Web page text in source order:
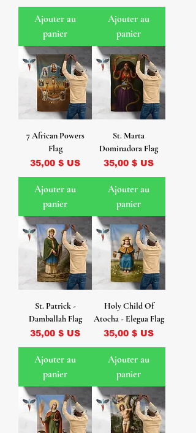
Ajouter au
panier
Ajouter au
panier
7 African Powers
Flag
Prix
35,00 $ US
Ajouter au
panier
St. Marta
Dominadora Flag
Prix
35,00 $ US
Ajouter au
panier
St. Patrick -
Damballah Flag
Prix
35,00 $ US
Ajouter au
panier
Holy Child Of
Atocha - Elegua Flag
Prix
35,00 $ US
Ajouter au
panier